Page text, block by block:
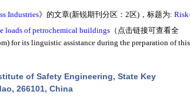
Industries》的文章(新锐期刊分区：2区)，标题为:
loads of petrochemical buildings （点击链接可查看全
for its linguistic assistance during the preparation of this
of Safety Engineering, State Key
266101, China